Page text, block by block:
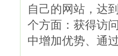
自己的网站，达
个方面：获得访
中增加优势、通